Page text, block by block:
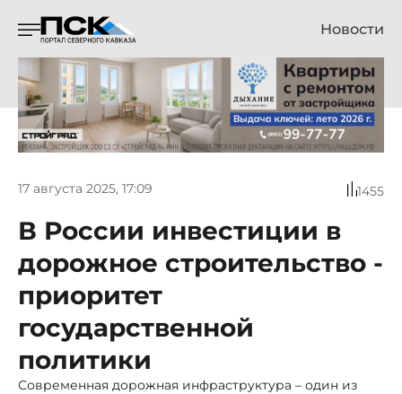
Новости
17 августа 2025, 17:09 1455
В России инвестиции в
дорожное строительство -
приоритет
государственной
политики
Современная дорожная инфраструктура – один из